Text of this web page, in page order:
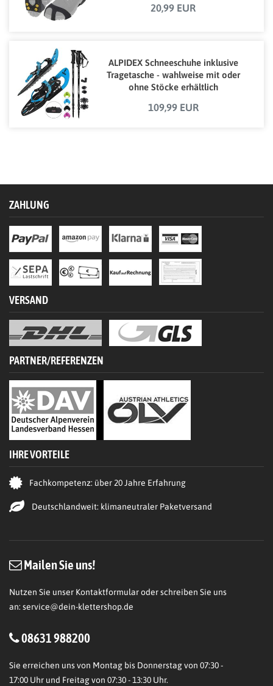
20,99 EUR
ALPIDEX Schneeschuhe inklusive
Tragetasche - wahlweise mit oder
ohne Stöcke erhältlich
109,99 EUR
ZAHLUNG
VERSAND
PARTNER/REFERENZEN
IHRE VORTEILE
Fachkompetenz: über 20 Jahre Erfahrung
Deutschlandweit: klimaneutraler Paketversand
Mailen Sie uns!
Nutzen Sie unser Kontaktformular oder schreiben Sie uns
an: service@dein-klettershop.de
08631 988200
Sie erreichen uns von Montag bis Donnerstag von 07:30 -
17:00 Uhr und Freitag von 07:30 - 13:30 Uhr.